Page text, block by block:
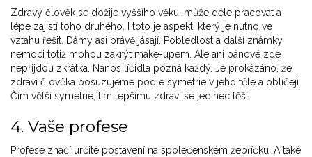
Zdravý člověk se dožije vyššího věku, může déle pracovat a
lépe zajistí toho druhého. I toto je aspekt, který je nutno ve
vztahu řešit. Dámy asi právě jásají. Pobledlost a další známky
nemoci totiž mohou zakrýt make-upem. Ale ani pánové zde
nepřijdou zkrátka. Nános líčidla pozná každý. Je prokázáno, že
zdraví člověka posuzujeme podle symetrie v jeho těle a obličeji.
Čím větší symetrie, tím lepšímu zdraví se jedinec těší.
4. Vaše profese
Profese značí určité postavení na společenském žebříčku. A také